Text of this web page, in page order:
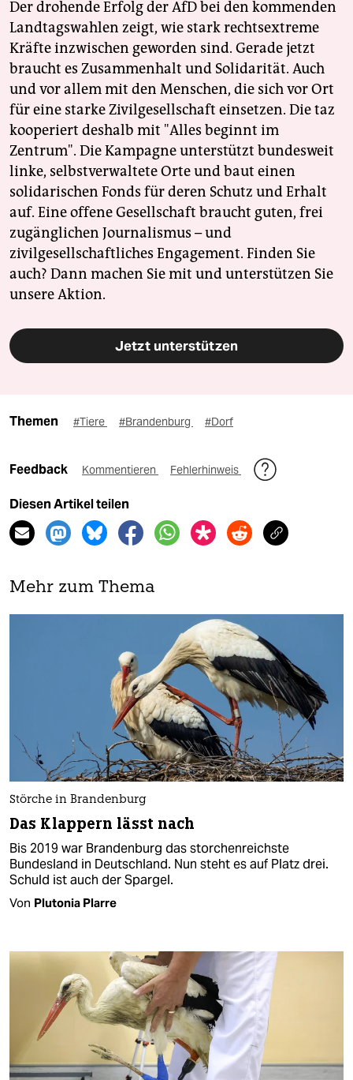
Der drohende Erfolg der AfD bei den kommenden
Landtagswahlen zeigt, wie stark rechtsextreme
Kräfte inzwischen geworden sind. Gerade jetzt
braucht es Zusammenhalt und Solidarität. Auch
und vor allem mit den Menschen, die sich vor Ort
für eine starke Zivilgesellschaft einsetzen. Die taz
kooperiert deshalb mit "Alles beginnt im
Zentrum". Die Kampagne unterstützt bundesweit
linke, selbstverwaltete Orte und baut einen
solidarischen Fonds für deren Schutz und Erhalt
auf. Eine offene Gesellschaft braucht guten, frei
zugänglichen Journalismus – und
zivilgesellschaftliches Engagement. Finden Sie
auch? Dann machen Sie mit und unterstützen Sie
unsere Aktion.
Jetzt unterstützen
Themen #Tiere #Brandenburg #Dorf
Feedback Kommentieren Fehlerhinweis
Diesen Artikel teilen
Mehr zum Thema
Störche in Brandenburg
Das Klappern lässt nach
Bis 2019 war Brandenburg das storchenreichste
Bundesland in Deutschland. Nun steht es auf Platz drei.
Schuld ist auch der Spargel.
Von Plutonia Plarre